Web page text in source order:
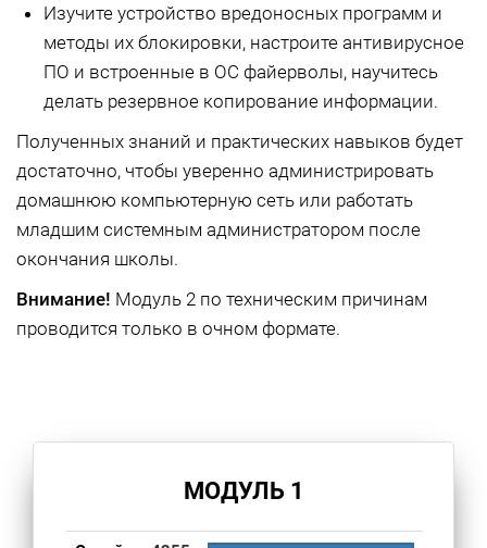
Изучите устройство вредоносных программ и
методы их блокировки, настроите антивирусное
ПО и встроенные в ОС файерволы, научитесь
делать резервное копирование информации.
Полученных знаний и практических навыков будет
достаточно, чтобы уверенно администрировать
домашнюю компьютерную сеть или работать
младшим системным администратором после
окончания школы.
Внимание! Модуль 2 по техническим причинам
проводится только в очном формате.
МОДУЛЬ 1